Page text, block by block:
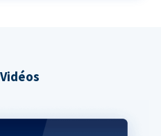
Vidéos